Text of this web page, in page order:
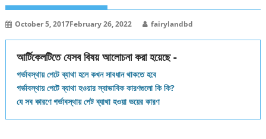
October 5, 2017February 26, 2022 fairylandbd
আর্টিকেলটিতে যেসব বিষয় আলোচনা করা হয়েছে -
গর্ভাবস্থায় পেটে ব্যাথা হলে কখন সাবধান থাকতে হবে
গর্ভাবস্থায় পেটে ব্যাথা হওয়ার স্বাভাবিক কারণগুলো কি কি?
যে সব কারণে গর্ভাবস্থায় পেট ব্যাথা হওয়া ভয়ের কারণ